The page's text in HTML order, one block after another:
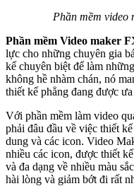
Phần mềm video
Phần mềm Video maker
lực cho những chuyên gia
kế chuyên biệt để làm
không hề nhàm chán, nó
thiết kế phẳng đang được
Với phần mềm làm video
phải đâu đầu về việc thiết
dung và các icon. Video
nhiều các icon, được thiết
và đa dạng về nhiều màu
hài lòng và giảm bớt đi rất